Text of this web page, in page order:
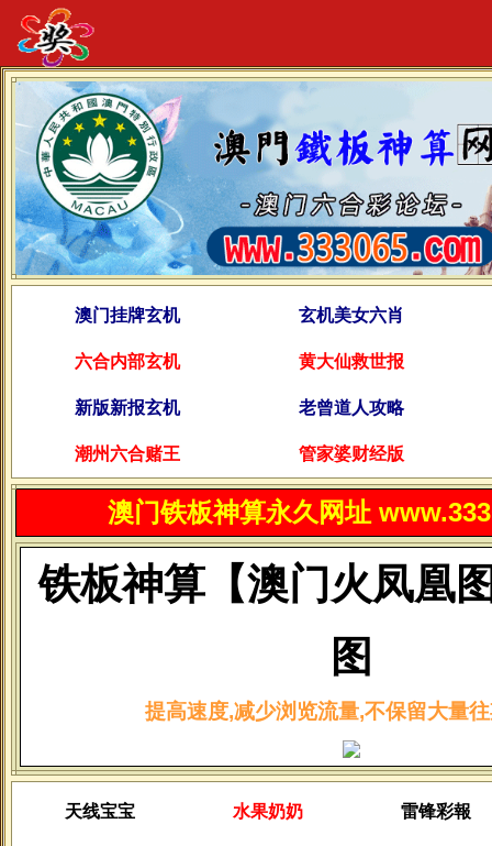
澳门挂牌玄机 玄机美女六肖
六合内部玄机 黄大仙救世报
新版新报玄机 老曾道人攻略
潮州六合赌王 管家婆财经版
澳门铁板神算永久网址
铁板神算【澳门火凤凰
图
提高速度,减少浏览流量,不保留大量
天线宝宝 水果奶奶 雷锋彩報